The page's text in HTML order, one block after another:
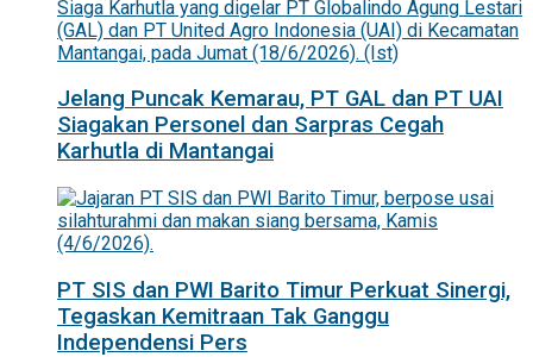
Jelang Puncak Kemarau, PT GAL dan PT UAI
Siagakan Personel dan Sarpras Cegah
Karhutla di Mantangai
PT SIS dan PWI Barito Timur Perkuat Sinergi,
Tegaskan Kemitraan Tak Ganggu
Independensi Pers